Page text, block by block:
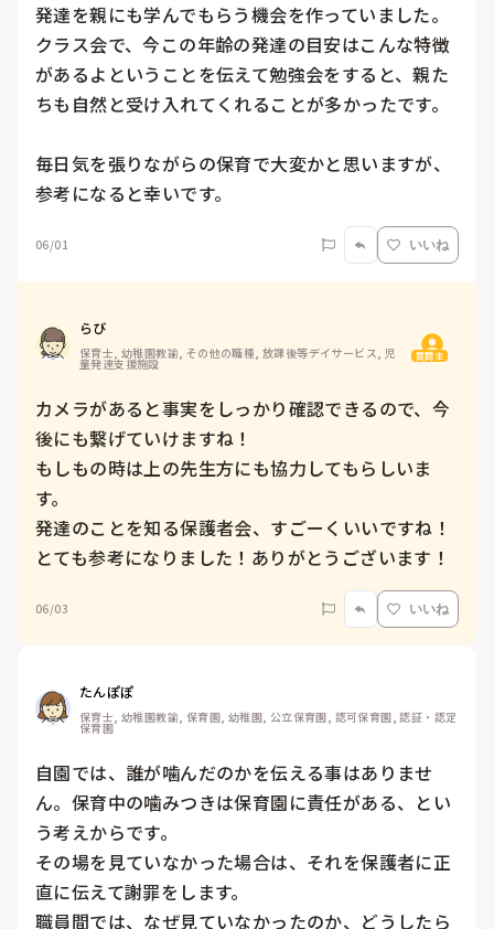
発達を親にも学んでもらう機会を作っていました。
クラス会で、今この年齢の発達の目安はこんな特徴
があるよということを伝えて勉強会をすると、親た
ちも自然と受け入れてくれることが多かったです。
毎日気を張りながらの保育で大変かと思いますが、
参考になると幸いです。
06/01 いいね
らび
保育士, 幼稚園教諭, その他の職種, 放課後等デイサービス, 児
童発達支援施設 質問主
カメラがあると事実をしっかり確認できるので、今
後にも繋げていけますね！
もしもの時は上の先生方にも協力してもらしいま
す。
発達のことを知る保護者会、すごーくいいですね！
とても参考になりました！ありがとうございます！
06/03 いいね
たんぽぽ
保育士, 幼稚園教諭, 保育園, 幼稚園, 公立保育園, 認可保育園, 認証・認定
保育園
自園では、誰が噛んだのかを伝える事はありませ
ん。保育中の噛みつきは保育園に責任がある、とい
う考えからです。
その場を見ていなかった場合は、それを保護者に正
直に伝えて謝罪をします。
職員間では、なぜ見ていなかったのか、どうしたら